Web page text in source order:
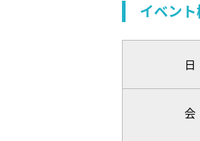
イベン